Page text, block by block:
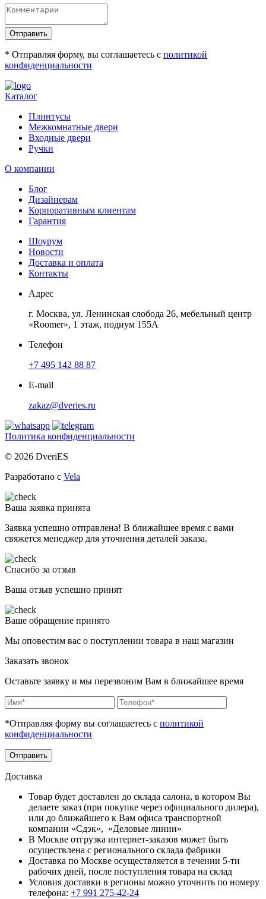
Отправить
* Отправляя форму, вы соглашаетесь с политикой
конфиденциальности
Каталог
Плинтусы
Межкомнатные двери
Входные двери
Ручки
О компании
Блог
Дизайнерам
Корпоративным клиентам
Гарантия
Шоурум
Новости
Доставка и оплата
Контакты
Адрес
г. Москва, ул. Ленинская слобода 26, мебельный центр
«Roomer», 1 этаж, подиум 155А
Телефон
+7 495 142 88 87
E-mail
zakaz@dveries.ru
Политика конфиденциальности
© 2026 DveriES
Разработано с Vela
Ваша заявка принята
Заявка успешно отправлена! В ближайшее время с вами
свяжется менеджер для уточнения деталей заказа.
Спасибо за отзыв
Ваша отзыв успешно принят
Ваше обращение принято
Мы оповестим вас о поступлении товара в наш магазин
Заказать звонок
Оставьте заявку и мы перезвоним Вам в ближайшее время
*Отправляя форму вы соглашаетесь с политикой
конфиденциальности
Отправить
Доставка
Товар будет доставлен до склада салона, в котором Вы
делаете заказ (при покупке через официального дилера),
или до ближайшего к Вам офиса транспортной
компании «Сдэк», «Деловые линии»
В Москве отгрузка интернет-заказов может быть
осуществлена с регионального склада фабрики
Доставка по Москве осуществляется в течении 5-ти
рабочих дней, после поступления товара на склад
Условия доставки в регионы можно уточнить по номеру
телефона: +7 991 275-42-24